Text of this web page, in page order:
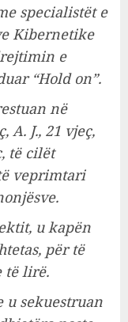
specialistët e
Kibernetike
e
“Hold on”.
në
A. J., 21 vjeç,
të cilët
veprimtari
u kapën
për të
të lirë.
u sekuestruan